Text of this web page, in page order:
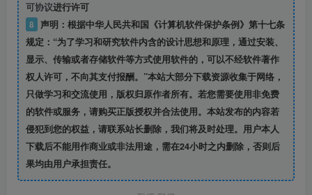
可协议进行许可
8 声明：根据中华人民共和国《计算机软件保护条例》第十七条
规定：“为了学习和研究软件内含的设计思想和原理，通过安装、
显示、传输或者存储软件等方式使用软件的，可以不经软件著作
权人许可，不向其支付报酬。”本站大部分下载资源收集于网络，
只做学习和交流使用，版权归原作者所有。若您需要使用非免费
的软件或服务，请购买正版授权并合法使用。本站发布的内容若
侵犯到您的权益，请联系站长删除，我们将及时处理。用户本人
下载后不能用作商业或非法用途，需在24小时之内删除，否则后
果均由用户承担责任。